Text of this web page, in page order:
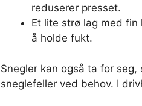
reduserer presset.
Et lite strø lag med
å holde fukt.
Snegler kan også ta for
sneglefeller ved behov. I